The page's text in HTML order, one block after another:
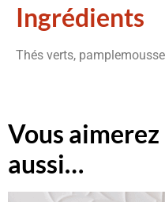
Ingrédients
Thés verts,
Vous
aussi…